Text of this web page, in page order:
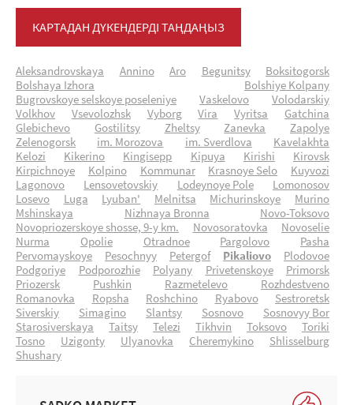
КАРТАДАН ДҮКЕНДЕРДІ ТАҢДАҢЫЗ
Aleksandrovskaya Annino Aro Begunitsy
Boksitogorsk
Bolshaya Izhora
Bolshiye Kolpany
Bugrovskoye selskoye poseleniye
Vaskelovo
Volodarskiy
Volkhov
Vsevolozhsk Vyborg Vira Vyritsa
Gatchina
Glebichevo
Gostilitsy Zheltsy Zanevka
Zapolye
Zelenogorsk
im. Morozova im. Sverdlova
Kavelakhta
Kelozi
Kikerino Kingisepp Kipuya Kirishi
Kirovsk
Kirpichnoye
Kolpino Kommunar Krasnoye Selo
Kuyvozi
Lagonovo
Lensovetovskiy Lodeynoye Pole
Lomonosov
Losevo
Luga Lyuban' Melnitsa Michurinskoye
Murino
Mshinskaya
Nizhnaya Bronna
Novo-Toksovo
Novopriozerskoye shosse, 9-y km.
Novosoratovka
Novoselie
Nurma
Opolie Otradnoe Pargolovo
Pasha
Pervomayskoye
Pesochnyy Petergof Pikaliovo
Plodovoe
Podgoriye
Podporozhie Polyany Privetenskoye
Primorsk
Priozersk
Pushkin Razmetelevo
Rozhdestveno
Romanovka
Ropsha Roshchino Ryabovo
Sestroretsk
Siverskiy
Simagino Slantsy Sosnovo
Sosnovyy Bor
Starosiverskaya
Taitsy Telezi Tikhvin Toksovo
Toriki
Tosno
Uzigonty Ulyanovka Cheremykino
Shlisselburg
Shushary